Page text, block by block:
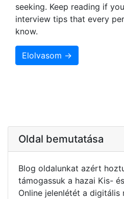
seeking. Keep reading if
interview tips that every
know.
Elolvasom →
Oldal bemutatása
Blog oldalunkat azért
támogassuk a hazai Kis-
Online jelenlétét a digitális